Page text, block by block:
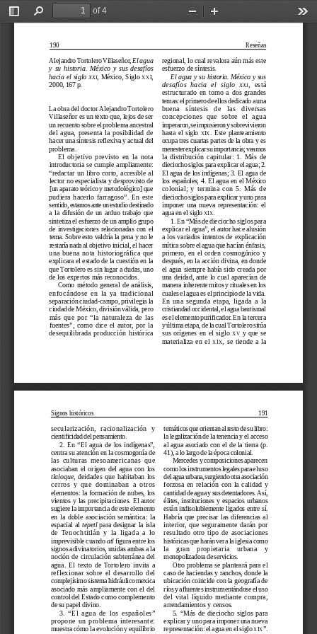
Toggle
Find
of 4
Zoom
190 Reseñas
Alejandro Tortolero Villaseñor, El agua
y  su  historia.  México  y  sus  desafíos
hacia el siglo XXI, México, Siglo XXI,
2000, 167 p.
La obra del doctor Alejandro Tortolero
Villaseñor es un texto que, lejos de ser
un recuento sobre el problema ancestral
del  agua,  presenta  la  posibilidad  de
hacer una síntesis reflexiva y actual del
problema.
El  objetivo  previsto  en  la  nota
introductoria se cumple ampliamente:
“redactar  un  libro  corto,  accesible  al
lector no especialista y desprovisto de
[un aparato teórico y metodológico] que
pudiera  hacerlo  farragoso”.  En  este
sentido, estamos ante un estudio destinado
a  la  difusión  de  un  arduo  trabajo  que
sintetiza el esfuerzo de un amplio grupo
de  investigaciones  relacionadas  con  el
tema. Sobre esto valdría la pena y no le
restaría nada al objetivo inicial, el hacer
una  buena  nota  historiográfica  que
explicara el estado de la cuestión en la
que Tortolero es sin lugar a dudas, uno
de los expertos más reconocidos.
Como  método  general  de  análisis,
enfocándose  en  la  ya  tradicional
separación ciudad-campo, privilegia la
ciudad de México, división válida, pero
más  que  por  “la  naturaleza  de  las
fuentes”,  como  dice  el  autor,  por  la
desequilibrada  producción  histórica
regional, lo cual revalora aún más este
esfuerzo de síntesis.
El  agua  y  su  historia.  México  y  sus
desafíos  hacia  el  siglo
XXI
,  está
estructurado  en  torno  a  dos  grandes
temas: el primero de ellos dedicado a una
buena   síntesis   de   las   diversas
concepciones  que  sobre  el  agua
imperaron, se impusieron y sobrevivieron
hasta  el  siglo XIX
.  Este  planteamiento
ocupa tres cuartas partes de la obra y es
menester explicar su importancia; veamos
la  distribución  capitular:  1.  Más  de
dieciocho siglos para explicar el agua; 2.
El agua de los indígenas; 3. El agua de
los  españoles;  4.  El  agua  en  el  México
colonial;  y  termina  con  5.  Más  de
dieciocho siglos para explicar y uno para
imponer  una  nueva  representación:  el
agua en el siglo XIX.
1. En “Más de dieciocho siglos para
explicar el agua”, el autor hace alusión
a los variados intentos de explicación
mítica sobre el agua que hacían énfasis,
primero,  en  el  orden  cosmogónico  y
después, en la acción divina, en donde
el agua siempre había sido creada por
una  deidad,  ante  lo  cual  aparecían  de
manera inherente mitos y rituales en los
cuales el agua es el principio de la vida.
En  una  segunda  etapa,  ligada  a  la
cristiandad occidental, el agua bautismal
es el elemento purificador. En la tercera
y última etapa, de la cual Tortolero sitúa
sus  orígenes  en  el  siglo XV
  y  que  se
materializa  en  el XIX ,  se  tiende  a  la
Signos históricos 191
secularización,   racionalización   y
cientificidad del pensamiento.
2.  En  “El  agua  de  los  indígenas”,
centra su atención en la cosmogonía de
las  culturas  mesoamericanas  que
asociaban  el  origen  del  agua  con  los
tlaloque,  deidades  que  habitaban  los
cerros  y  que  dominaban  a  otros
elementos: la formación de nubes, los
vientos y las precipitaciones. El autor
sugiere la importancia de este elemento
en  la  doble  asociación  semántica:  la
espacial al tepetl para designar la isla
de  Tenochtitlán  y  la  ligada  a  lo
imprevisible cuando atl figura entre los
signos adivinatorios, unidas ambas a la
noción  de  circulación  subterránea  del
agua.  El  texto  de  Tortolero  invita  a
reflexionar  sobre  el  desarrollo  del
complejísimo sistema hidráulico mexica
asociado  más  ampliamente  con  el  del
control del Estado como complemento
de su papel divino.
3.  “El  agua  de  los  españoles”
propone  un  problema  interesante:
muestra cómo la evolución y equilibrio
temáticos que orientan al resto de su libro:
la legalización de la tenencia y el acceso
al  agua  asociado  con  el  de  la  tierra  (p.
41), a lo largo de la época colonial.
Mercedes y composiciones aparecen
como los instrumentos legales para el uso
del agua urbana, surgiendo otra asociación
forzosa  en  relación  con  la  calidad  y
cantidad de agua y sus detentadores. Así,
élites,  instituciones  y  espacios  urbanos
están indisolublemente ligados entre sí.
Habría  que  precisar  las  diferencias  al
interior,  que  seguramente  darán  por
resultado  otro  tipo  de  asociaciones
históricas que harán ver a la iglesia como
la    gran    propietaria    urbana    y
monopolizadora de servicios.
Otro problema se planteará para el
caso de haciendas y ranchos, donde la
ubicación coincide con la geografía de
ríos y afluentes instrumentándose el uso
del  vital  líquido  mediante  compra,
arrendamientos y censos.
5.  “Más  de  dieciocho  siglos  para
explicar y uno para imponer una nueva
representación: el agua en el siglo XIX”.